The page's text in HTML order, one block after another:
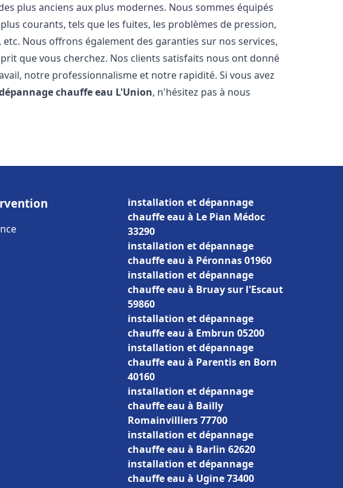
plus anciens aux plus modernes. Nous sommes équipés
courants, tels que les fuites, les problèmes de pression,
Nous offrons également des garanties sur nos services,
que vous cherchez. Nos clients satisfaits nous ont donné
notre professionnalisme et notre rapidité. Si vous avez
chauffe eau L'Union, n'hésitez pas à nous
installation et dépannage
chauffe eau à Le Pian Médoc
33290
installation et dépannage
chauffe eau à Péronnas 01960
installation et dépannage
chauffe eau à Bruay sur l'Escaut
59860
installation et dépannage
chauffe eau à Embrun 05200
installation et dépannage
chauffe eau à Parentis en Born
40160
installation et dépannage
chauffe eau à Bailly
Romainvilliers 77700
installation et dépannage
chauffe eau à Barlin 62620
installation et dépannage
chauffe eau à Ugine 73400